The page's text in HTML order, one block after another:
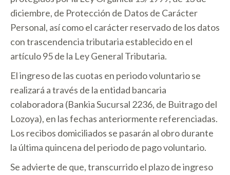
diciembre, de Protección de Datos de Carácter
Personal, así como el carácter reservado de los datos
con trascendencia tributaria establecido en el
artículo 95 de la Ley General Tributaria.
El ingreso de las cuotas en periodo voluntario se
realizará a través de la entidad bancaria
colaboradora (Bankia Sucursal 2236, de Buitrago del
Lozoya), en las fechas anteriormente referenciadas.
Los recibos domiciliados se pasarán al obro durante
la última quincena del periodo de pago voluntario.
Se advierte de que, transcurrido el plazo de ingreso